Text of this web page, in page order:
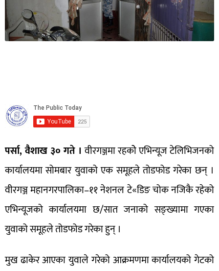
पर्सा, वैशाख ३० गते । वीरगञ्जमा रहकोे एभिन्यूज टेलिभिजनको
कार्यालयमा सोमबार युवाको एक समूहले तोडफोड गरेका छन् ।
वीरगञ्ज महानगरपालिका–११ नेशनल टे«डिङ चोक नजिकै रहेको
एभिन्यूजको कार्यालयमा छ/सात जनाको सङ्ख्यामा गएका
युवाको समूहले तोडफोड गरेका हुन् ।
मुख ढाकेर आएका युवाले गरेको आक्रमणमा कार्यालयको गेटको